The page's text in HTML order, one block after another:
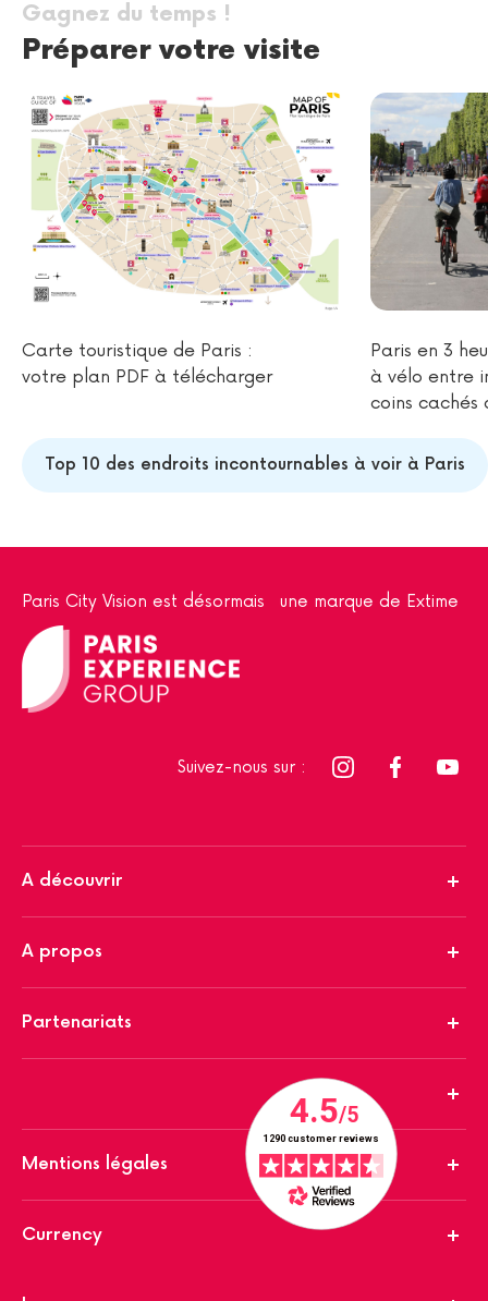
Gagnez du temps !
Préparer votre visite
Carte touristique de Paris :
votre plan PDF à télécharger
Paris en 3
à vélo entre
coins
Top 10 des endroits incontournables à voir à Paris
Paris City Vision est désormais une marque de Extime
Suivez-nous sur :
A découvrir
A propos
Partenariats
Mentions légales
Currency